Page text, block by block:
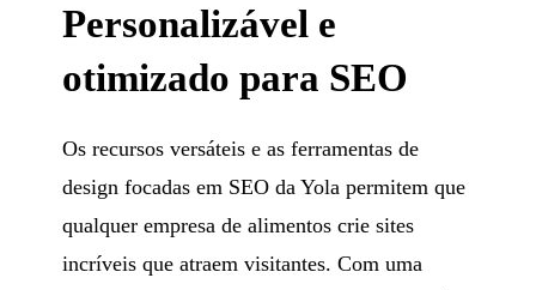
Personalizável e
otimizado para SEO
Os recursos versáteis e as ferramentas de
design focadas em SEO da Yola permitem que
qualquer empresa de alimentos crie sites
incríveis que atraem visitantes. Com uma